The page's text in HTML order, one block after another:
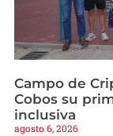
Campo de
Cobos su
inclusiva
agosto 6, 2026